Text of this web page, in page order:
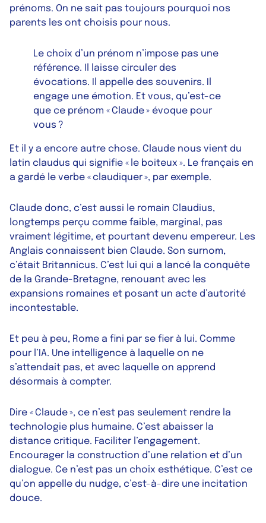
prénoms. On ne sait pas toujours pourquoi nos
parents les ont choisis pour nous.
Le choix d’un prénom n’impose pas une
référence. Il laisse circuler des
évocations. Il appelle des souvenirs. Il
engage une émotion. Et vous, qu’est-ce
que ce prénom « Claude » évoque pour
vous ?
Et il y a encore autre chose. Claude nous vient du
latin claudus qui signifie « le boiteux ». Le français en
a gardé le verbe « claudiquer », par exemple.
Claude donc, c’est aussi le romain Claudius,
longtemps perçu comme faible, marginal, pas
vraiment légitime, et pourtant devenu empereur. Les
Anglais connaissent bien Claude. Son surnom,
c’était Britannicus. C’est lui qui a lancé la conquête
de la Grande-Bretagne, renouant avec les
expansions romaines et posant un acte d’autorité
incontestable.
Et peu à peu, Rome a fini par se fier à lui. Comme
pour l’IA. Une intelligence à laquelle on ne
s’attendait pas, et avec laquelle on apprend
désormais à compter.
Dire « Claude », ce n’est pas seulement rendre la
technologie plus humaine. C’est abaisser la
distance critique. Faciliter l’engagement.
Encourager la construction d’une relation et d’un
dialogue. Ce n’est pas un choix esthétique. C’est ce
qu’on appelle du nudge, c’est-à-dire une incitation
douce.